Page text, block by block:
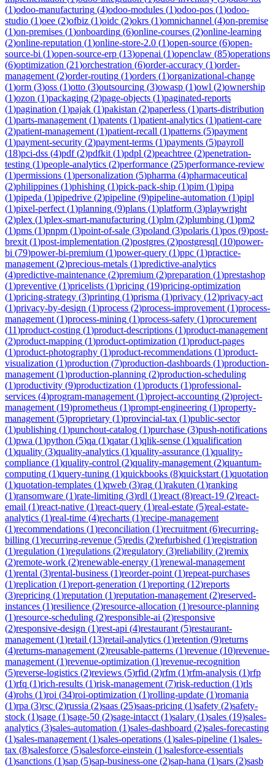
(1)odoo-manufacturing (4)odoo-modules (1)odoo-pos (1)odoo-
studio (1)oee (2)ofbiz (1)oidc (2)okrs (1)omnichannel (4)on-premise
(1)on-premises (1)onboarding (6)online-courses (2)online-learning
(2)online-reputation (1)online-store-2.0 (1)open-source (6)open-
source-bi (1)open-source-erp (13)openai (1)openclaw (85)operations
(6)optimization (21)orchestration (6)order-accuracy (1)order-
management (2)order-routing (1)orders (1)organizational-change
(1)orm (3)oss (1)otto (3)outsourcing (3)owasp (1)owl (2)ownership
(1)ozon (1)packaging (2)page-objects (1)paginated-reports
(1)pagination (1)pajak (1)pakistan (2)paperless (1)parts-distribution
(1)parts-management (1)patents (1)patient-analytics (1)patient-care
(2)patient-management (1)patient-recall (1)patterns (5)payment
(1)payment-security (2)payment-terms (1)payments (5)payroll
(18)pci-dss (4)pdf(2)pdfkit (1)pdpl (2)peachtree (2)penetration-
testing (1)people-analytics (2)performance (25)performance-review
(1)permissions (1)personalization (5)pharma (4)pharmaceutical
(2)philippines (1)phishing (1)pick-pack-ship (1)pim (1)pipa
(1)pipeda (1)pipedrive (2)pipeline (9)pipeline-automation (1)pipl
(1)pixel-perfect (1)planning (9)plans (1)platform (3)playwright
(2)plex (1)plex-smart-manufacturing (1)plm (2)plumbing (1)pm2
(1)pms (1)pnpm (1)point-of-sale (3)poland (3)polaris (1)pos (9)post-
brexit (1)post-implementation (2)postgres (2)postgresql (10)power-
bi (79)power-bi-premium (1)power-query (1)ppc (1)practice-
management (2)precious-metals (1)predictive-analytics
(4)predictive-maintenance (2)premium (2)preparation (1)prestashop
(1)preventive (1)pricelists (1)pricing (19)pricing-optimization
(1)pricing-strategy (3)printing (1)prisma (1)privacy (12)privacy-act
(1)privacy-by-design (1)process (2)process-improvement (1)process-
management (1)process-mining (1)process-safety (1)procurement
(11)product-costing (1)product-descriptions (1)product-management
(2)product-mapping (1)product-optimization (1)product-pages
(1)product-photography (1)product-recommendations (1)product-
visualization (1)production (7)production-dashboards (1)production-
management (1)production-planning (2)production-scheduling
(1)productivity (9)productization (1)products (1)professional-
services (4)program-management (1)project-accounting (2)project-
management (19)prometheus (1)prompt-engineering (1)property-
management (5)proprietary (1)provincial-tax (1)public-sector
(1)publishing (1)punchout-catalog (1)purchase (3)push-notifications
(1)pwa (1)python (5)qa (1)qatar(1)qlik-sense (1)qualification
(1)quality (3)quality-analytics (1)quality-assurance (1)quality-
compliance (1)quality-control (2)quality-management (2)quantum-
computing (1)query-tuning (1)quickbooks (8)quickstart (1)quotation
(1)quotation-templates (1)qweb (3)rag (1)rakuten (1)ranking
(1)ransomware (1)rate-limiting (3)rdl (1)react (8)react-19 (2)react-
email (1)react-native (1)react-query (1)real-estate (5)real-estate-
analytics (1)real-time (4)recharts (1)recipe-management
(1)recommendations (1)reconciliation (1)recruitment (6)recurring-
billing (1)recurring-revenue (5)redis (2)refurbished (1)registration
(1)regulation (1)regulations (2)regulatory (3)reliability (2)remix
(2)remote-work (2)renewable-energy (1)renewal-management
(1)rental (3)rental-business (1)reorder-point (1)repeat-purchases
(1)replication (1)report-generation (1)reporting (12)reports
(3)repricing (1)reputation (1)reputation-management (2)reserved-
instances (1)resilience (2)resource-allocation (1)resource-planning
(1)resource-scheduling (2)responsible-ai (2)responsive
(2)responsive-design (1)rest-api (4)restaurant (5)restaurant-
management (1)retail (13)retail-analytics (1)retention (9)returns
(4)returns-management (2)reusable-patterns (1)revenue (10)revenue-
management (1)revenue-optimization (1)revenue-recognition
(5)reverse-logistics (2)reviews (5)rfid (2)rfm (1)rfm-analysis (1)rfp
(1)rfq (1)rich-results (1)risk-management (7)risk-reduction (1)rls
(4)rohs (1)roi (34)roi-optimization (1)rolling-update (1)romania
(1)rpa (3)rsc (2)russia (2)saas (25)saas-pricing (1)safety (2)safety-
stock (1)sage (1)sage-50 (2)sage-intacct (1)salary (1)sales (19)sales-
analytics (3)sales-automation (1)sales-dashboard (2)sales-forecasting
(1)sales-management (1)sales-operations (1)sales-pipeline (1)sales-
tax (8)salesforce (5)salesforce-einstein (1)salesforce-essentials
(1)sanctions (1)sap (5)sap-business-one (2)sap-hana (1)sars (2)sasb